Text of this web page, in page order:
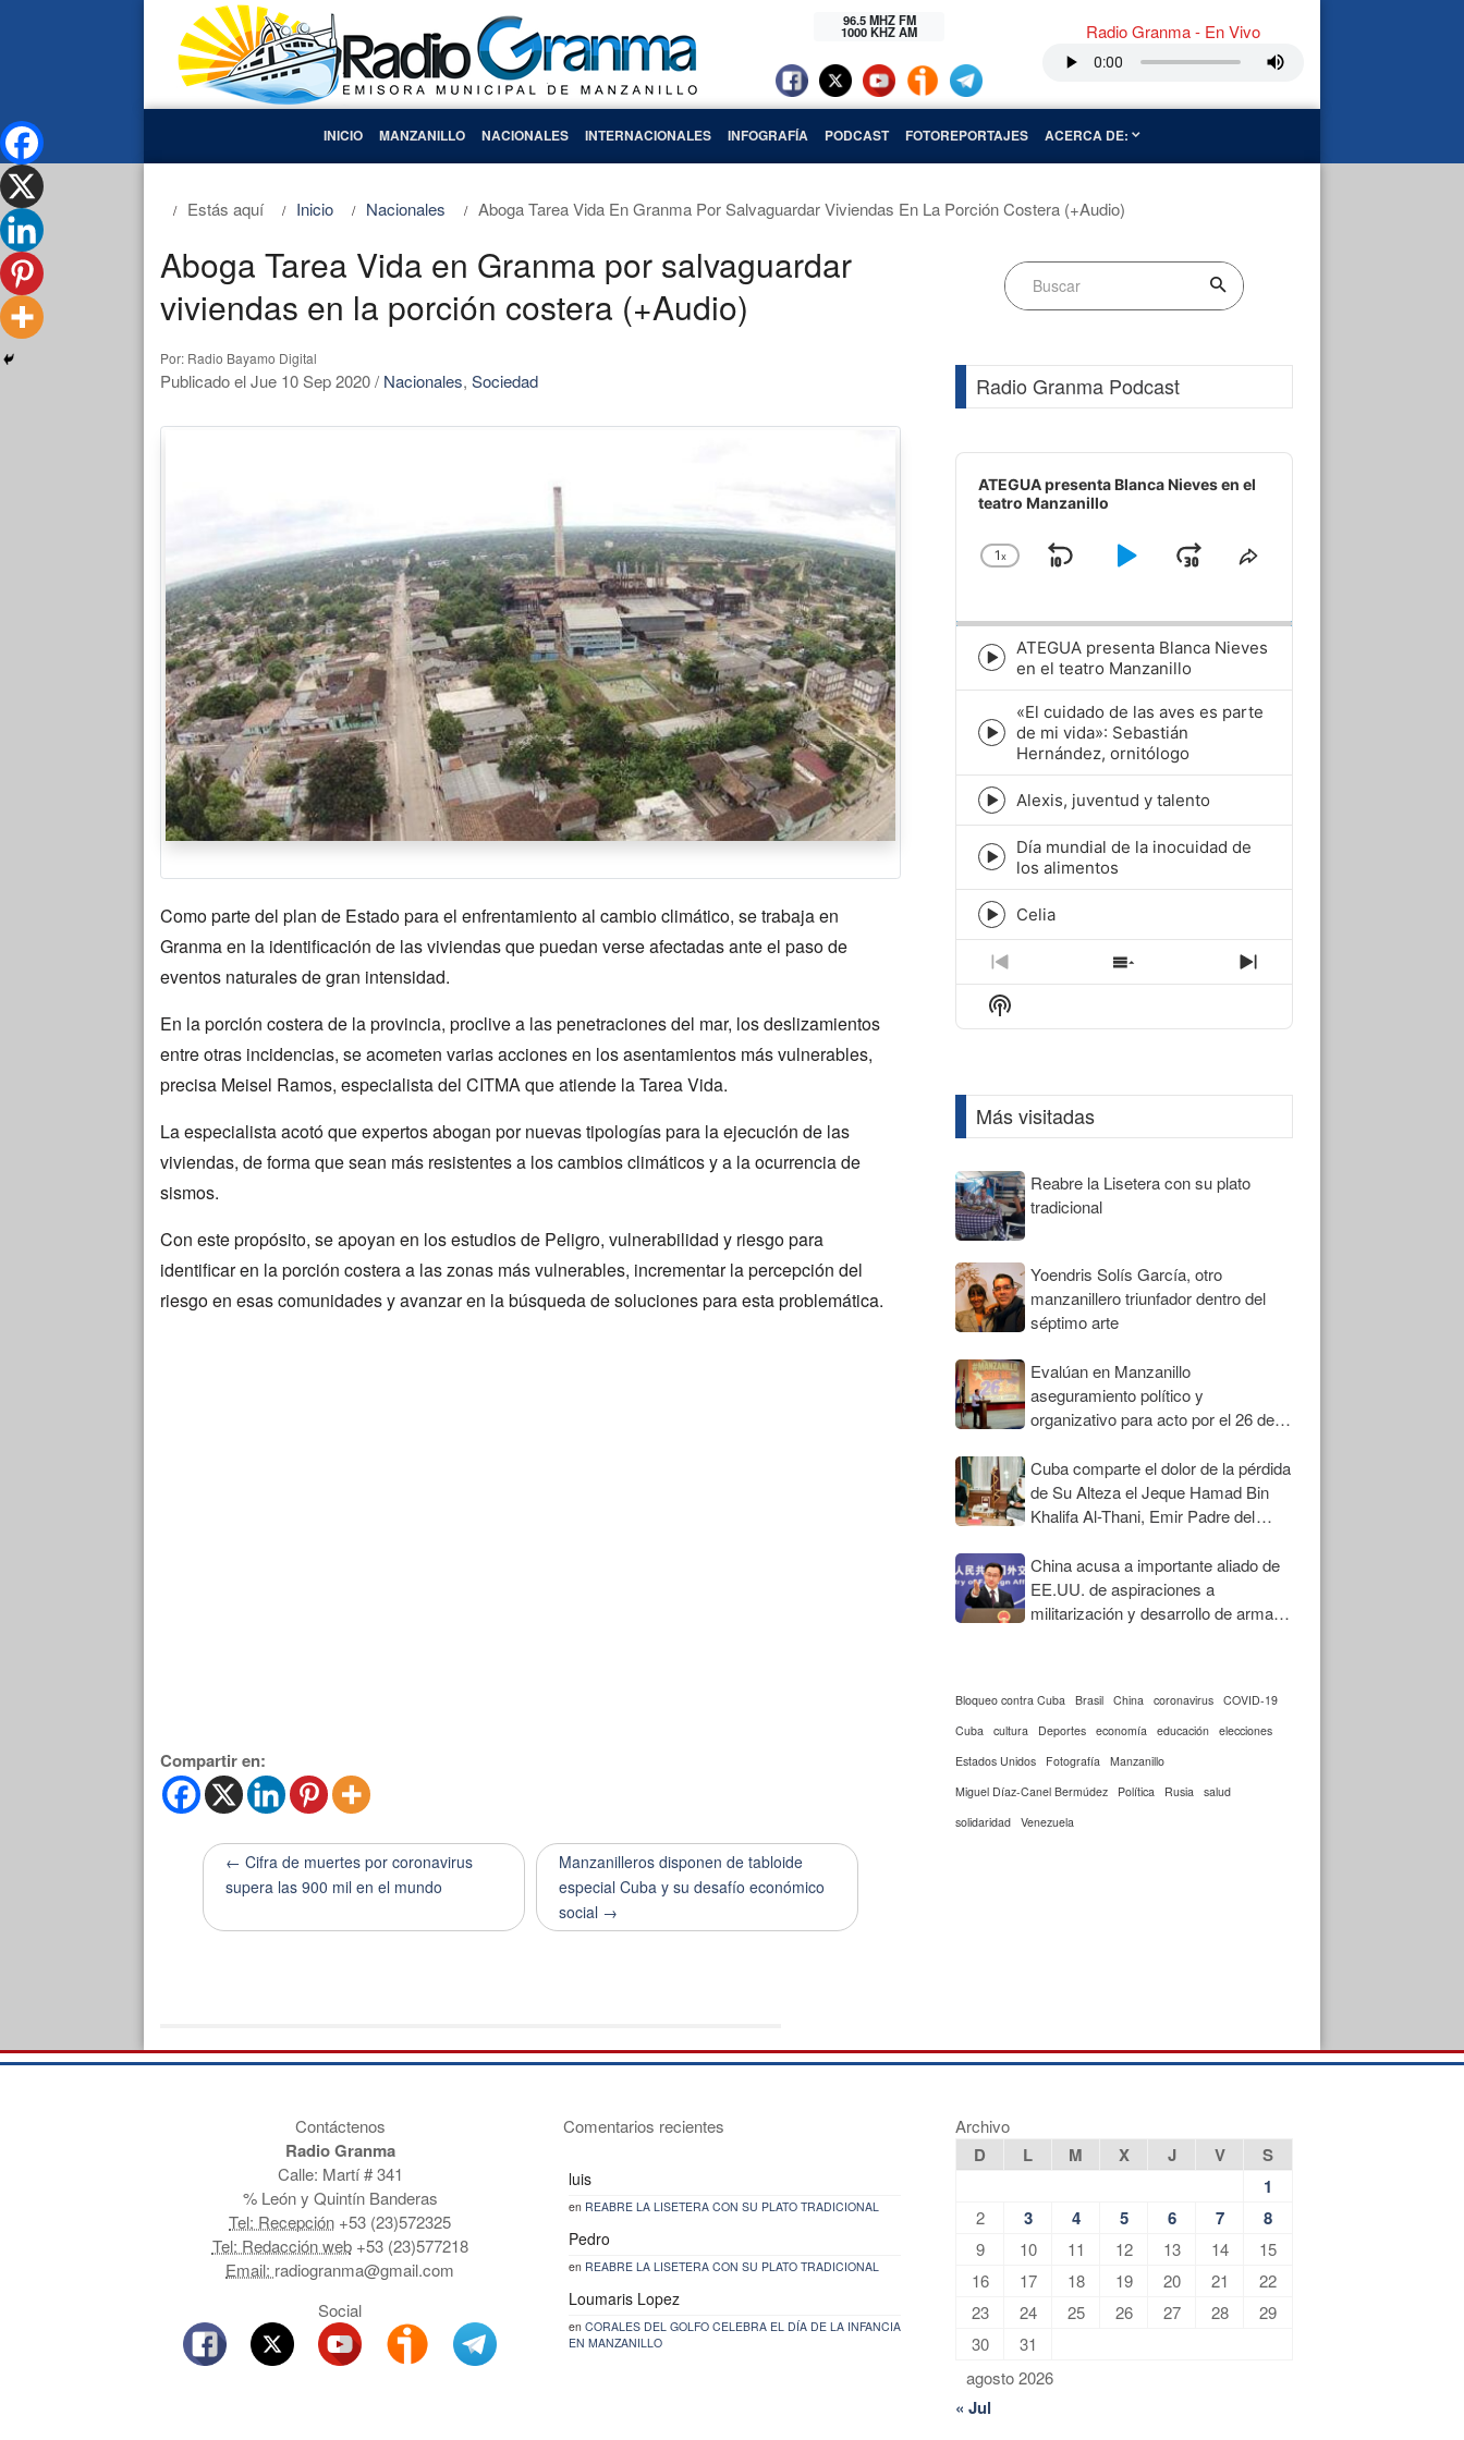
96.5 MHZ FM
1000 KHZ AM Radio Granma - En Vivo
INICIO MANZANILLO NACIONALES INTERNACIONALES INFOGRAFÍA PODCAST FOTOREPORTAJES ACERCA DE:
Estás aquí Inicio Nacionales Aboga Tarea Vida En Granma Por Salvaguardar Viviendas En La Porción Costera (+Audio)
Aboga Tarea Vida en Granma por salvaguardar
viviendas en la porción costera (+Audio)
Por: Radio Bayamo Digital
Publicado el Jue 10 Sep 2020/ Nacionales, Sociedad
Como parte del plan de Estado para el enfrentamiento al cambio climático, se trabaja en
Granma en la identificación de las viviendas que puedan verse afectadas ante el paso de
eventos naturales de gran intensidad.
En la porción costera de la provincia, proclive a las penetraciones del mar, los deslizamientos
entre otras incidencias, se acometen varias acciones en los asentamientos más vulnerables,
precisa Meisel Ramos, especialista del CITMA que atiende la Tarea Vida.
La especialista acotó que expertos abogan por nuevas tipologías para la ejecución de las
viviendas, de forma que sean más resistentes a los cambios climáticos y a la ocurrencia de
sismos.
Con este propósito, se apoyan en los estudios de Peligro, vulnerabilidad y riesgo para
identificar en la porción costera a las zonas más vulnerables, incrementar la percepción del
riesgo en esas comunidades y avanzar en la búsqueda de soluciones para esta problemática.
Compartir en:
← Cifra de muertes por coronavirus
supera las 900 mil en el mundo
Manzanilleros disponen de tabloide
especial Cuba y su desafío económico
social →
Radio Granma Podcast
Audio
Player
ATEGUA presenta Blanca Nieves en el
teatro Manzanillo
Change
1x
SkipPlayJumpShare
Episode
play
icon
ATEGUA presenta Blanca Nieves
en el teatro Manzanillo
Episode
play
icon
«El cuidado de las aves es parte
de mi vida»: Sebastián
Hernández, ornitólogo
Episode
play
icon
Alexis, juventud y talento
Episode
play
icon
Día mundial de la inocuidad de
los alimentos
Episode
play
icon
Celia
Previous
Episode
Show
Episodes
Next
Episode
Show
Podcast
Más visitadas
Reabre la Lisetera con su plato
tradicional
Yoendris Solís García, otro
manzanillero triunfador dentro del
séptimo arte
Evalúan en Manzanillo
aseguramiento político y
organizativo para acto por el 26 de
Cuba comparte el dolor de la pérdida
de Su Alteza el Jeque Hamad Bin
Khalifa Al-Thani, Emir Padre del
China acusa a importante aliado de
EE.UU. de aspiraciones a
militarización y desarrollo de armas
Bloqueo contra Cuba Brasil China coronavirus COVID-19
Cuba
cultura Deportes economía educación elecciones
Estados Unidos
Fotografía
Manzanillo
Miguel Díaz-Canel Bermúdez
Política Rusia
salud
solidaridad Venezuela
Contáctenos
Radio Granma
Calle: Martí # 341
% León y Quintín Banderas
Tel: Recepción +53 (23)572325
Tel: Redacción web+53 (23)577218
Email: radiogranma@gmail.com
Social
Comentarios recientes
luis
en REABRE LA LISETERA CON SU PLATO TRADICIONAL
Pedro
en REABRE LA LISETERA CON SU PLATO TRADICIONAL
Loumaris Lopez
en CORALES DEL GOLFO CELEBRA EL DÍA DE LA INFANCIA
EN MANZANILLO
Archivo
agosto 2026
D L M X J V
S
1
2 3 4 5 6 7 8
9 10 11 12 13 14
15
16
17 18 19 20 21
22
23
24 25 26 27 28
29
30
31
« Jul